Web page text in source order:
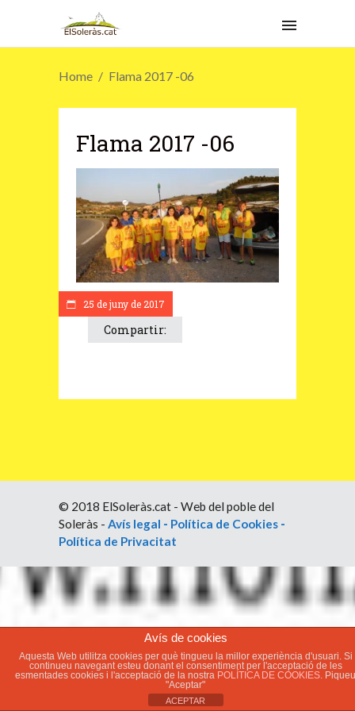
Home Flama 2017 -06
25 de juny de 2017
Flama 2017 -06
Compartir:
© 2018 ElSoleràs.cat - Web del poble del
Soleràs - Avís legal - Política de Cookies -
Política de Privacitat
Avís de cookies
Aquesta Web utilitza cookies per què tingueu la millor experiència d'usuari. Si
continueu navegant esteu donant el consentiment per l'acceptació de les
esmentades cookies i l'acceptació de la nostra POLÍTICA DE COOKIES. Piqueu
"Aceptar"
ACEPTAR